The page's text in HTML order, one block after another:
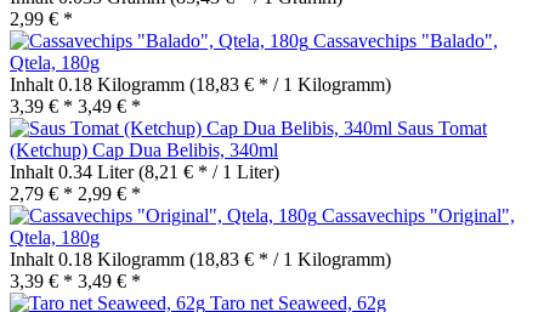
2,99 € *
Cassavechips "Balado",
Qtela, 180g
Inhalt 0.18 Kilogramm (18,83 € * / 1 Kilogramm)
3,39 € * 3,49 € *
Saus Tomat
(Ketchup) Cap Dua Belibis, 340ml
Inhalt 0.34 Liter(8,21 € * / 1 Liter)
2,79 € * 2,99 € *
Cassavechips "Original",
Qtela, 180g
Inhalt 0.18 Kilogramm (18,83 € * / 1 Kilogramm)
3,39 € * 3,49 € *
Taro net Seaweed, 62g